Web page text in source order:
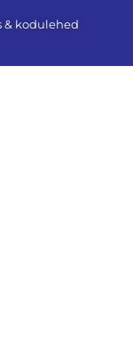
& kodulehed